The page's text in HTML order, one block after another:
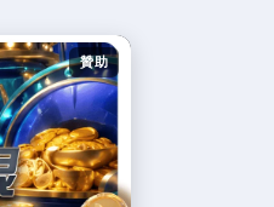
贊助